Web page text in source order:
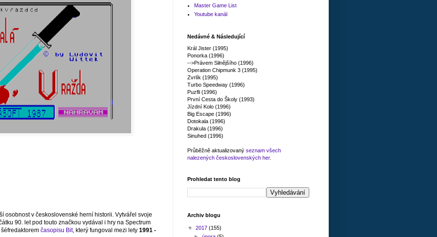
osobnost v československé herní historii. Vytvářel svoje
90. let pod touto značkou vydával i hry na Spectrum
časopisu Bit, který fungoval mezi lety 1991 -
Master Game List
Youtube kanál
Nedávné & Následující
Král Jister (1995)
Ponorka (1996)
-->Právem Silnějšího (1996)
Operation Chipmunk 3 (1995)
Zvrlík (1995)
Turbo Speedway (1996)
Puzfli (1996)
První Cesta do Školy (1993)
Jízdní Kolo (1996)
Big Escape (1996)
Dotokala (1996)
Drakula (1996)
Sinuhed (1996)
Průběžně aktualizovaný seznam všech
nalezených československých her.
Prohledat tento blog
Archiv blogu
▼ 2017 (155)